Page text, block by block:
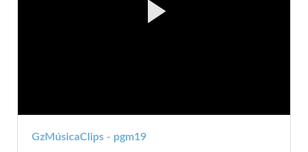
GzMúsicaClips - pgm19